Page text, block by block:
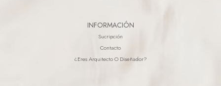
INFORMACIÓN
Sucripción
Contacto
¿eres Arquitecto O Diseñador?